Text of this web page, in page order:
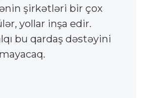
şirkətləri bir çox
yollar inşa edir.
bu qardaş dəstəyini